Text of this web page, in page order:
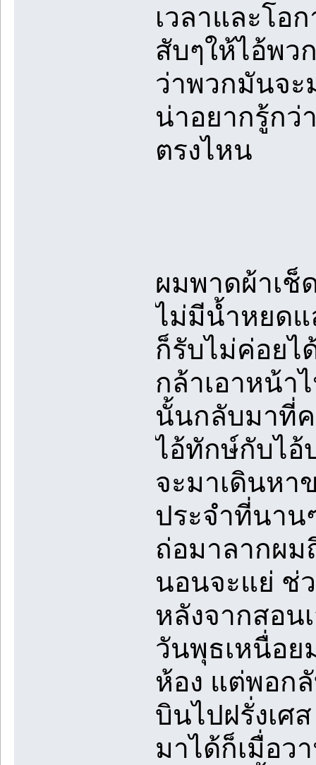
เวลาและโอ
สับๆให้ไอ้พว
ว่าพวกมันจะ
น่าอยากรู้กว่
ตรงไหน
ผมพาดผ้าเช็
ไม่มีน้ำหยดแ
ก็รับไม่ค่อยไ
กล้าเอาหน้า
นั้นกลับมาที่ค
ไอ้ทักษ์กับไอ้
จะมาเดินหา
ประจำที่นาน
ถ่อมาลากผม
นอนจะแย่ ช่
หลังจากสอน
วันพุธเหนื่อย
ห้อง แต่พอก
บินไปฝรั่งเศ
มาได้ก็เมื่อว